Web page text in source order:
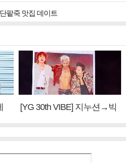
팥죽 맛집 데이트
[YG 30th VIBE] 지누션→빅